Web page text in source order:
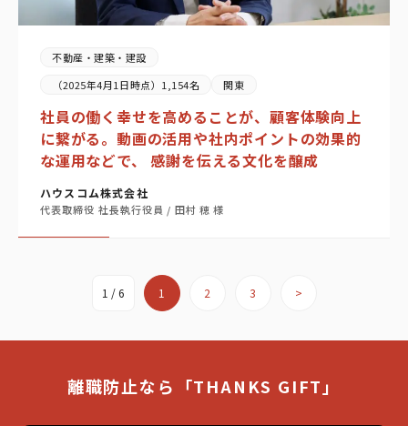
不動産・建築・建設
（2025年4月1日時点）1,154名
関東
社員の働く幸せを高めることが、顧客体験向上
に繋がる。動画の活用や社内ポイントの効果的
な運用などで、 感謝を伝える文化を醸成
ハウスコム株式会社
代表取締役 社長執行役員 / 田村 穂 様
1 / 6 1 2 3 >
離職防止なら「THANKS GIFT」